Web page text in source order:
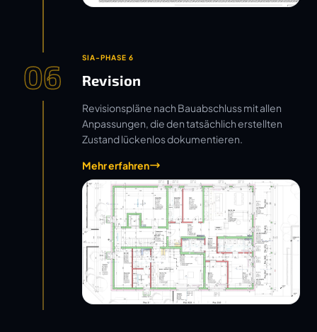
06 SIA-PHASE 6
Revision
Revisionspläne nach Bauabschluss mit allen
Anpassungen, die den tatsächlich erstellten
Zustand lückenlos dokumentieren.
Mehr erfahren